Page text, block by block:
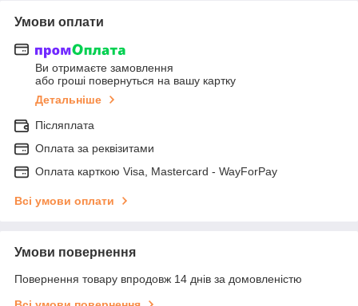
Умови оплати
Ви отримаєте замовлення
або гроші повернуться на вашу картку
Детальніше
Післяплата
Оплата за реквізитами
Оплата карткою Visa, Mastercard - WayForPay
Всі умови оплати
Умови повернення
Повернення товару впродовж 14 днів за домовленістю